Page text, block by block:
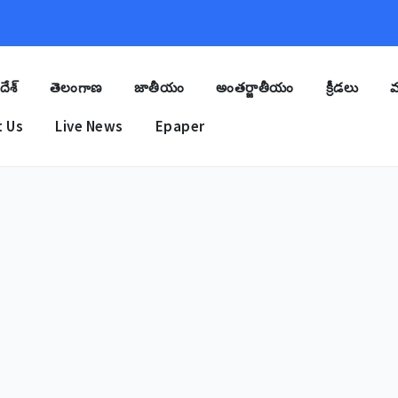
తెలంగాణ జాతీయం అంతర్జాతీయం క్రీడలు
Us Live News Epaper